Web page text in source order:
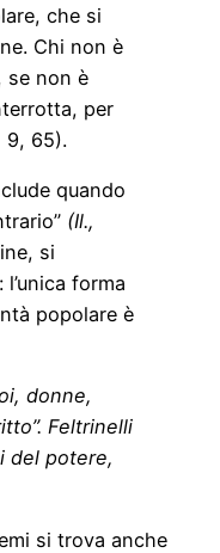
che si
Chi non è
se non è
per
9, 65).
quando
(Il.,
si
forma
popolare è
donne,
Feltrinelli
del potere,
si trova anche